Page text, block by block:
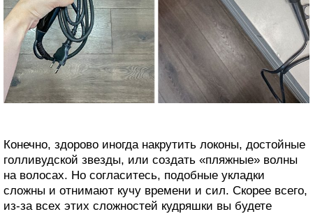
Конечно, здорово иногда накрутить локоны, достойные
голливудской звезды, или создать «пляжные» волны
на волосах. Но согласитесь, подобные укладки
сложны и отнимают кучу времени и сил. Скорее всего,
из-за всех этих сложностей кудряшки вы будете